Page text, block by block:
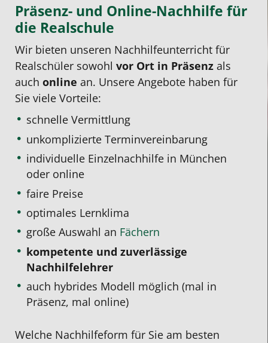
Präsenz- und Online-Nachhilfe für
die Realschule
Wir bieten unseren Nachhilfeunterricht für
Realschüler sowohl vor Ort in Präsenz als
auch online an. Unsere Angebote haben für
Sie viele Vorteile:
schnelle Vermittlung
unkomplizierte Terminvereinbarung
individuelle Einzelnachhilfe in München
oder online
faire Preise
optimales Lernklima
große Auswahl an Fächern
kompetente und zuverlässige
Nachhilfelehrer
auch hybrides Modell möglich (mal in
Präsenz, mal online)
Welche Nachhilfeform für Sie am besten